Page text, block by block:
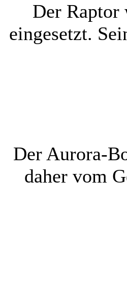
Der Raptor
eingesetzt.
Der Aurora-
daher vom